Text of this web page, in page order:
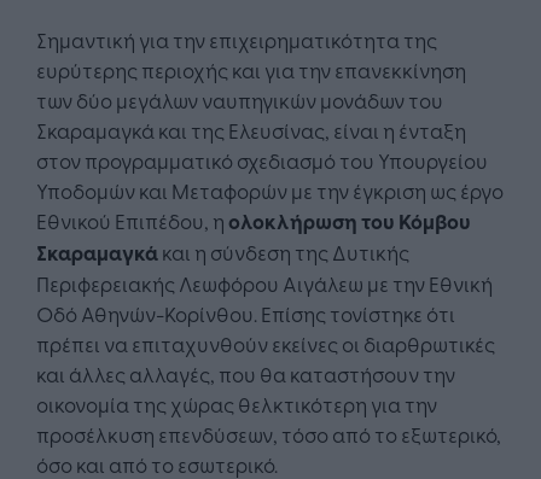
Σημαντική για την επιχειρηματικότητα της
ευρύτερης περιοχής και για την επανεκκίνηση
των δύο μεγάλων ναυπηγικών μονάδων του
Σκαραμαγκά και της Ελευσίνας, είναι η ένταξη
στον προγραμματικό σχεδιασμό του Υπουργείου
Υποδομών και Μεταφορών με την έγκριση ως έργο
Εθνικού Επιπέδου, ηολοκλήρωση του Κόμβου
Σκαραμαγκάκαι η σύνδεση της Δυτικής
Περιφερειακής Λεωφόρου Αιγάλεω με την Εθνική
Οδό Αθηνών-Κορίνθου. Επίσης τονίστηκε ότι
πρέπει να επιταχυνθούν εκείνες οι διαρθρωτικές
και άλλες αλλαγές, που θα καταστήσουν την
οικονομία της χώρας θελκτικότερη για την
προσέλκυση επενδύσεων, τόσο από το εξωτερικό,
όσο και από το εσωτερικό.